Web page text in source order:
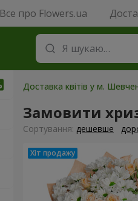
Все про Flowers.ua
Доставка квітів у м.
Замовити
Сортування: дешевше